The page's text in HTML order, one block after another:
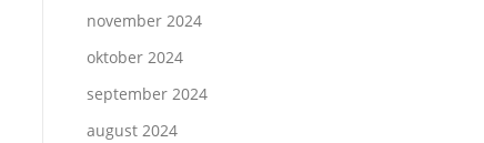
november 2024
oktober 2024
september 2024
august 2024